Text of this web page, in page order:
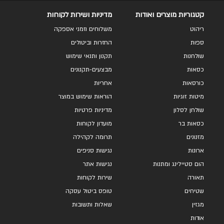
קטגוריות מוצרים ואודות
ריהוט
ספות
שולחנות
כסאות
כורסאות
מיטות זוגיות
שולחן לסלון
כסאות בר
מזנונים
ארונות
הום סטיילינג ומתנות
תאורה
שטיחים
מגזין
אודות
מדיניות ושירות לקוחות
משלוחים וזמני אספקה
החזרות וביטולים
תקנון ותנאי שימוש
מבצעים-תקנונים
אחריות
הוראות שימוש במוצר
מדיניות פרטיות
מועדון לקוחות
תרומה לקהילה
נגישות סניפים
נגישות אתר
שירות לקוחות
טופס ביטול עסקה
שאלות ותשובות